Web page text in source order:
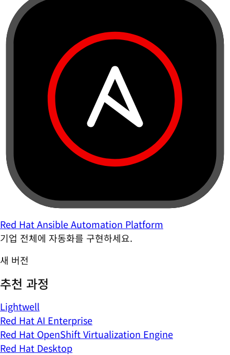
Red Hat Ansible Automation Platform
기업 전체에 자동화를 구현하세요.
새 버전
추천 과정
Lightwell
Red Hat AI Enterprise
Red Hat OpenShift Virtualization Engine
Red Hat Desktop